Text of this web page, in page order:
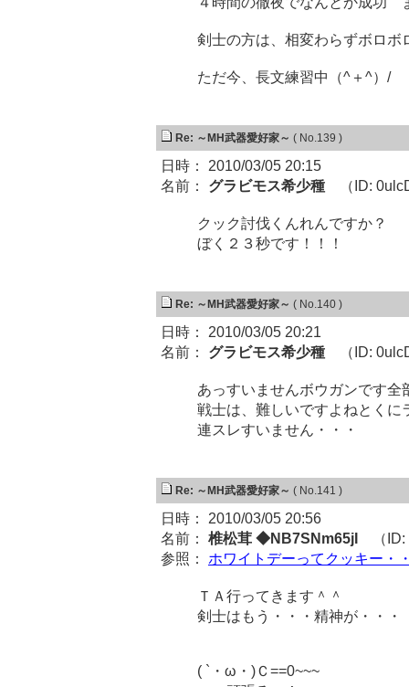
剣士の方は、相変わらずボロボ
ただ今、長文練習中（^＋^）/
Re: ～MH武器愛好家～ ( No.139 )
日時： 2010/03/05 20:15
名前： グラビモス希少種 （ID:
クック討伐くんれんですか？
ぼく２３秒です！！！
Re: ～MH武器愛好家～ ( No.140 )
日時： 2010/03/05 20:21
名前： グラビモス希少種 （ID:
あっすいませんボウガンです
戦士は、難しいですよねとくに
連スレすいません・・・
Re: ～MH武器愛好家～ ( No.141 )
日時： 2010/03/05 20:56
名前： 椎松茸 ◆NB7SNm65jI （ID:
参照： ホワイトデーってクッキー・
ＴＡ行ってきます＾＾
剣士はもう・・・精神が・・・
( `・ω・)Ｃ==0~~~